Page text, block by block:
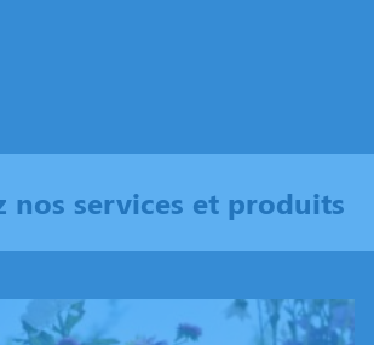
nos services et produits